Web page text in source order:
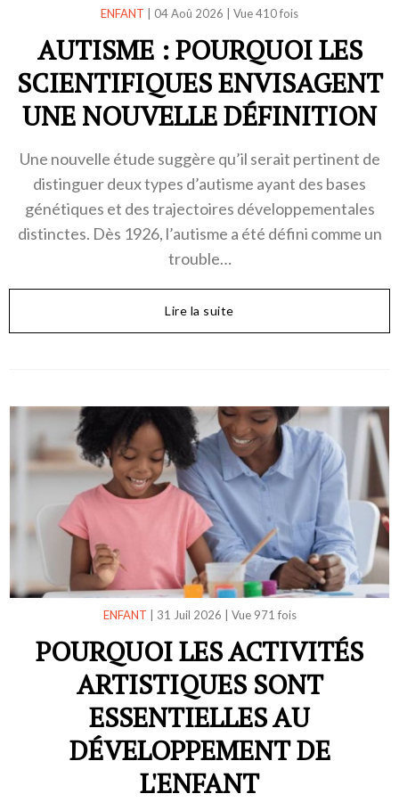
ENFANT 04 Aoû 2026 Vue 410 fois
AUTISME : POURQUOI LES
SCIENTIFIQUES ENVISAGENT
UNE NOUVELLE DÉFINITION
Une nouvelle étude suggère qu’il serait pertinent de
distinguer deux types d’autisme ayant des bases
génétiques et des trajectoires développementales
distinctes. Dès 1926, l’autisme a été défini comme un
trouble…
Lire la suite
ENFANT 31 Juil 2026 Vue 971 fois
POURQUOI LES ACTIVITÉS
ARTISTIQUES SONT
ESSENTIELLES AU
DÉVELOPPEMENT DE
L'ENFANT